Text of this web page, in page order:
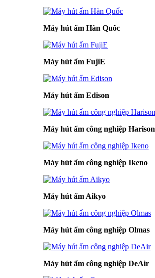
Máy hút ẩm Hàn Quốc
Máy hút ẩm FujiE
Máy hút ẩm Edison
Máy hút ẩm công nghiệp Harison
Máy hút ẩm công nghiệp Ikeno
Máy hút ẩm Aikyo
Máy hút ẩm công nghiệp Olmas
Máy hút ẩm công nghiệp DeAir